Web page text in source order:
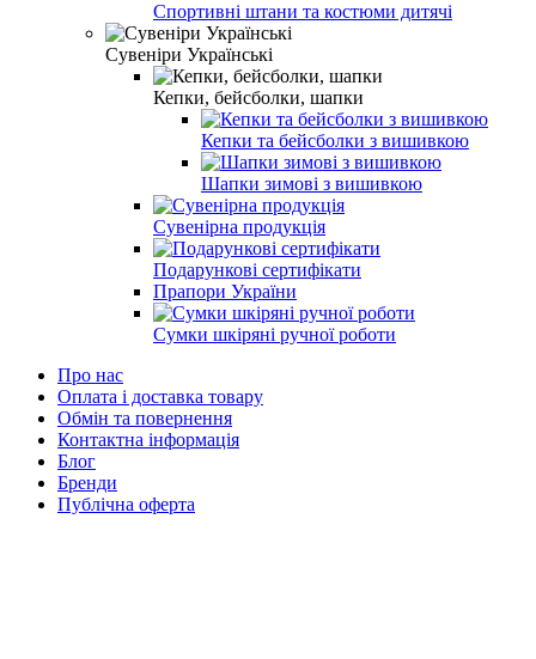
Спортивні штани та костюми дитячі
Сувеніри Українські
Кепки, бейсболки, шапки
Кепки та бейсболки з вишивкою
Шапки зимові з вишивкою
Сувенірна продукція
Подарункові сертифікати
Прапори України
Сумки шкіряні ручної роботи
Про нас
Оплата і доставка товару
Обмін та повернення
Контактна інформація
Блог
Бренди
Публічна оферта